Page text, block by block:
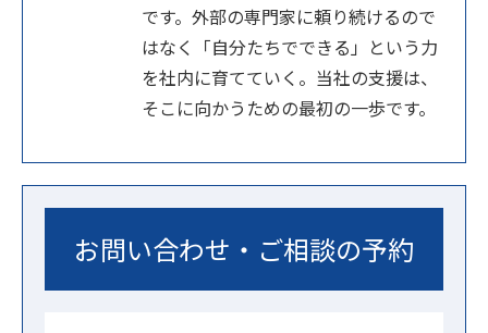
です。外部の専門家に頼り続けるので
はなく「自分たちでできる」という力
を社内に育てていく。当社の支援は、
そこに向かうための最初の一歩です。
お問い合わせ・ご相談の予約